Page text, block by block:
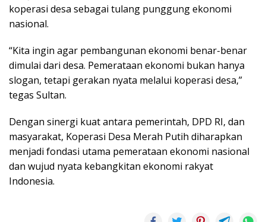
koperasi desa sebagai tulang punggung ekonomi
nasional.
“Kita ingin agar pembangunan ekonomi benar-benar
dimulai dari desa. Pemerataan ekonomi bukan hanya
slogan, tetapi gerakan nyata melalui koperasi desa,”
tegas Sultan.
Dengan sinergi kuat antara pemerintah, DPD RI, dan
masyarakat, Koperasi Desa Merah Putih diharapkan
menjadi fondasi utama pemerataan ekonomi nasional
dan wujud nyata kebangkitan ekonomi rakyat
Indonesia.